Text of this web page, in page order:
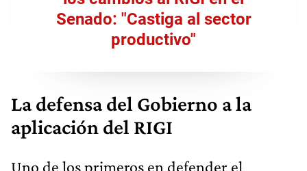
La defensa del Gobierno a la
aplicación del RIGI
régimen de incentivos fue el ministro de
EconomíaLuis Caputoal considerar que
"es bueno para todo el mundo ". A la vez,